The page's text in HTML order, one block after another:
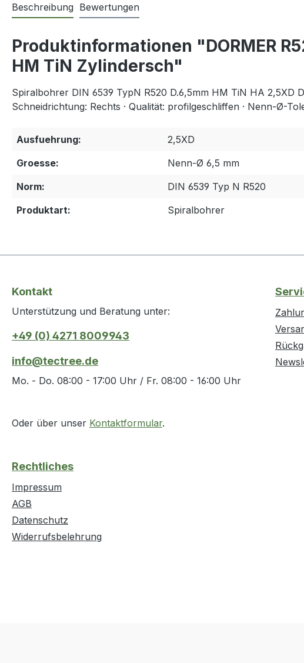
Beschreibung Bewertungen
Produktinformationen "DORMER
HM TiN Zylindersch"
Spiralbohrer DIN 6539 TypN R520 D.6,5mm HM TiN HA 2,5XD
Schneidrichtung: Rechts · Qualität: profilgeschliffen · Nenn-Ø-
Ausfuehrung:
2,5XD
Groesse:
Nenn-Ø 6,5 mm
Norm:
DIN 6539 Typ N R520
Produktart:
Spiralbohrer
Kontakt
Unterstützung und Beratung unter:
+49 (0) 4271 8009943
info@tectree.de
Mo. - Do. 08:00 - 17:00 Uhr / Fr. 08:00 - 16:00 Uhr
Oder über unser Kontaktformular.
Rechtliches
Impressum
AGB
Datenschutz
Widerrufsbelehrung